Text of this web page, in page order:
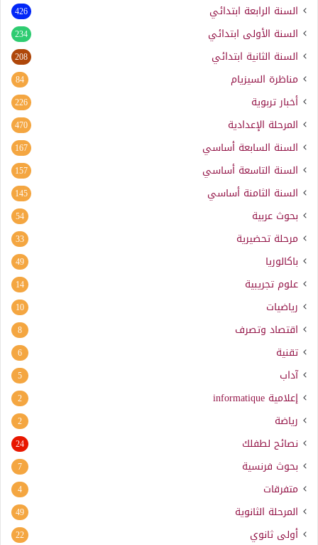
السنة الرابعة ابتدائي 426
السنة الأولى ابتدائي 234
السنة الثانية ابتدائي 208
مناظرة السيزيام 84
أخبار تربوية 226
المرحلة الإعدادية 470
السنة السابعة أساسي 167
السنة التاسعة أساسي 157
السنة الثامنة أساسي 145
بحوث عربية 54
مرحلة تحضيرية 33
باكالوريا 49
علوم تجريبية 14
رياضيات 10
اقتصاد وتصرف 8
تقنية 6
آداب 5
إعلامية informatique
2
رياضة 2
نصائح لطفلك 24
بحوث فرنسية 7
متفرقات 4
المرحلة الثانوية 49
أولى ثانوي 22